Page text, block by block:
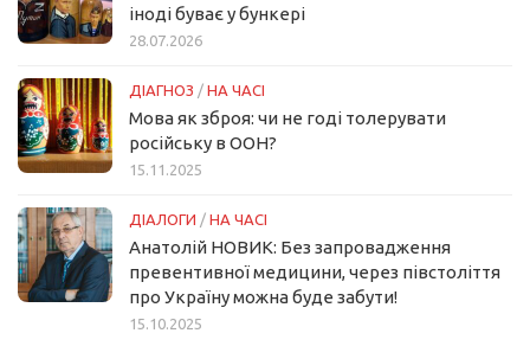
іноді буває у бункері
28.07.2026
ДІАГНОЗ / НА ЧАСІ
Мова як зброя: чи не годі толерувати
російську в ООН?
15.11.2025
ДІАЛОГИ / НА ЧАСІ
Анатолій НОВИК: Без запровадження
превентивної медицини, через півстоліття
про Україну можна буде забути!
15.10.2025